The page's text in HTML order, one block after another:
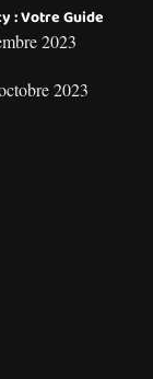
: Votre Guide
2023
2023